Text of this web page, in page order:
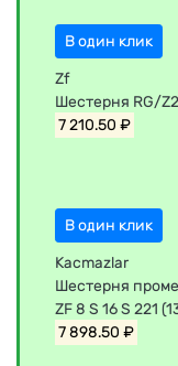
В один клик
Zf
Шестерня RG/
7 210.50 ₽
В один клик
Kacmazlar
Шестерня
ZF 8 S 16 S 221
7 898.50 ₽